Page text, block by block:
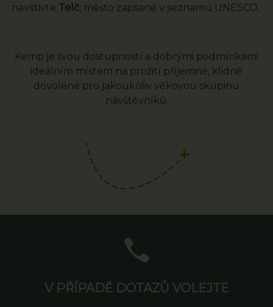
navštivte Telč, město zapsané v seznamu UNESCO.
Kemp je svou dostupností a dobrými podmínkami
ideálním místem na prožití příjemné, klidné
dovolené pro jakoukoliv věkovou skupinu
návštěvníků.
V PŘÍPADĚ DOTAZŮ VOLEJTE